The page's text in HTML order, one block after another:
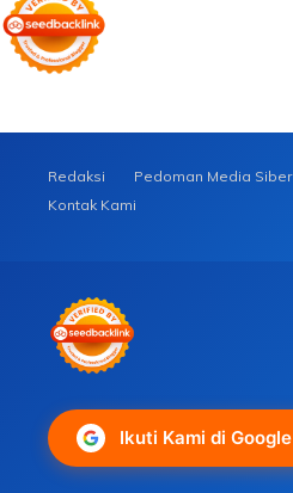
Redaksi Pedoman Media Siber
Kontak Kami
Ikuti Kami di